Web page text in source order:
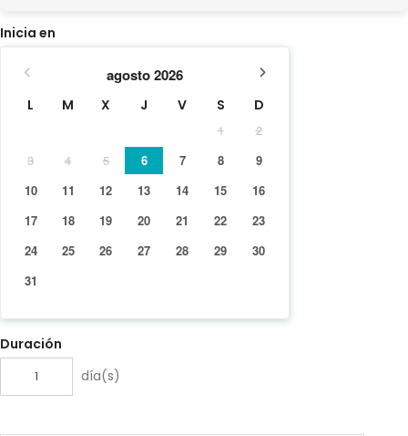
Inicia en
agosto2026
L M X J V S D
1
2
3
4 5 6 7 8
9
10
11 12 13 14 15
16
17
18 19 20 21 22
23
24
25 26 27 28 29
30
31
Duración
día(s)